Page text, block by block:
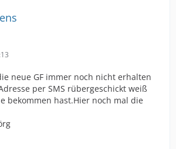
neue GF immer noch nicht erhalten
per SMS rübergeschickt weiß
bekommen hast.Hier noch mal die